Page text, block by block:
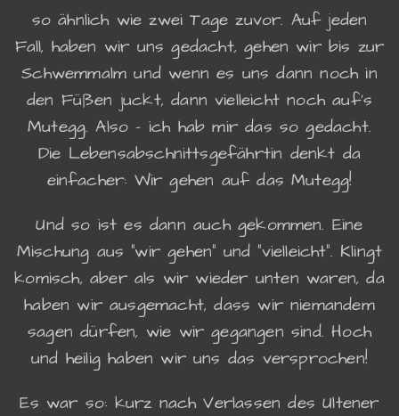
so ähnlich wie zwei Tage zuvor. Auf jeden
Fall, haben wir uns gedacht, gehen wir bis zur
Schwemmalm und wenn es uns dann noch in
den Füßen juckt, dann vielleicht noch auf's
Mutegg. Also - ich hab mir das so gedacht.
Die Lebensabschnittsgefährtin denkt da
einfacher: Wir gehen auf das Mutegg!
Und so ist es dann auch gekommen. Eine
Mischung aus "wir gehen" und "vielleicht". Klingt
komisch, aber als wir wieder unten waren, da
haben wir ausgemacht, dass wir niemandem
sagen dürfen, wie wir gegangen sind. Hoch
und heilig haben wir uns das versprochen!
Es war so: kurz nach Verlassen des Ultener